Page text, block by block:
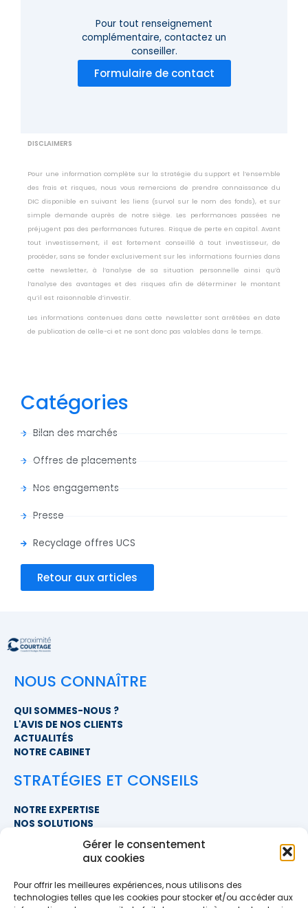
Gérer le consentement
aux cookies
Pour offrir les meilleures expériences, nous utilisons des
technologies telles que les cookies pour stocker et/ou accéder aux
Pour tout renseignement
complémentaire, contactez un
conseiller.
Formulaire de contact
DISCLAIMERS
Pour une information complète sur la stratégie du support et l’ensemble
des frais et risques, nous vous remercions de prendre connaissance du
DIC disponible en suivant les liens (survol sur le nom des fonds), et sur
simple demande auprès de notre siège. Les performances passées ne
préjugent pas des performances futures. Risque de perte en capital. Avant
tout investissement, il est fortement conseillé à tout investisseur, de
procéder, sans se fonder exclusivement sur les informations fournies dans
cette newsletter, à l’analyse de sa situation personnelle ainsi qu’à
l’analyse des avantages et des risques afin de déterminer le montant
qu’il est raisonnable d’investir.
Les informations contenues dans cette newsletter sont arrêtées en date
de publication de celle-ci et ne sont donc pas valables dans le temps.
Catégories
Bilan des marchés
Offres de placements
Nos engagements
Presse
Recyclage offres UCS
Retour aux articles
NOUS CONNAÎTRE
QUI SOMMES-NOUS ?
L'AVIS DE NOS CLIENTS
ACTUALITÉS
NOTRE CABINET
STRATÉGIES ET CONSEILS
NOTRE EXPERTISE
NOS SOLUTIONS
NOUS CONTACTER
SIÈGE SOCIAL
PROXIMITÉ COURTAGE